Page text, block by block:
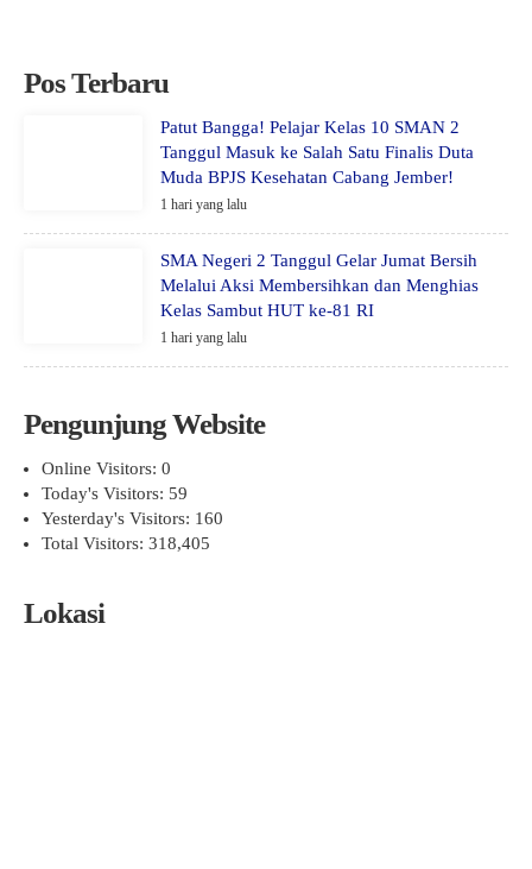
Pos Terbaru
Patut Bangga! Pelajar Kelas 10 SMAN 2
Tanggul Masuk ke Salah Satu Finalis Duta
Muda BPJS Kesehatan Cabang Jember!
1 hari yang lalu
SMA Negeri 2 Tanggul Gelar Jumat Bersih
Melalui Aksi Membersihkan dan Menghias
Kelas Sambut HUT ke-81 RI
1 hari yang lalu
Pengunjung Website
Online Visitors: 0
Today's Visitors: 59
Yesterday's Visitors: 160
Total Visitors: 318,405
Lokasi